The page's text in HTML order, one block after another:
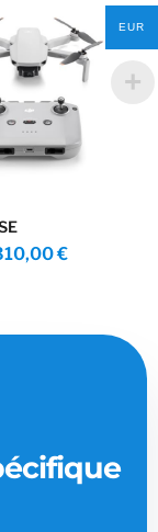
€
EUR